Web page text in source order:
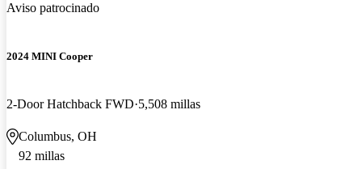
Aviso patrocinado
2024 MINI Cooper
2-Door Hatchback FWD 5,508 millas
Columbus, OH
92 millas